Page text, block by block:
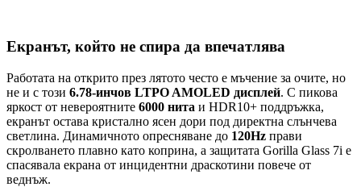
​Екранът, който не спира да впечатлява
Работата на открито през лятото често е мъчение за очите, но
не и с този 6.78-инчов LTPO AMOLED дисплей. С пикова
яркост от невероятните 6000 нита и HDR10+ поддръжка,
екранът остава кристално ясен дори под директна слънчева
светлина. Динамичното опресняване до 120Hz прави
скролването плавно като коприна, а защитата Gorilla Glass 7i е
спасявала екрана от инцидентни драскотини повече от
веднъж.